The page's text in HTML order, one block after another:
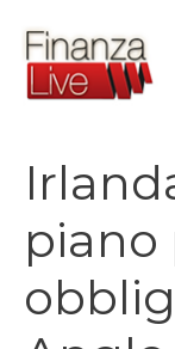
contenuto
piano